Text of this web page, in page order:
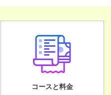
コースと料金